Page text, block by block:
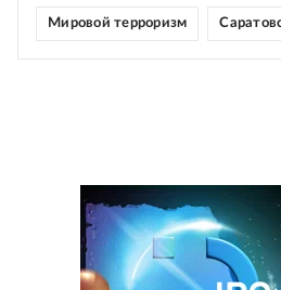
Мировой терроризм